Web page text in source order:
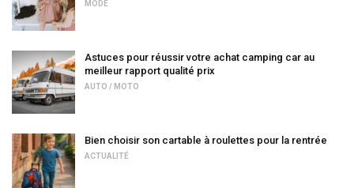
MODE
Astuces pour réussir votre achat camping car au
meilleur rapport qualité prix
AUTO / MOTO
Bien choisir son cartable à roulettes pour la rentrée
ACTUALITÉ